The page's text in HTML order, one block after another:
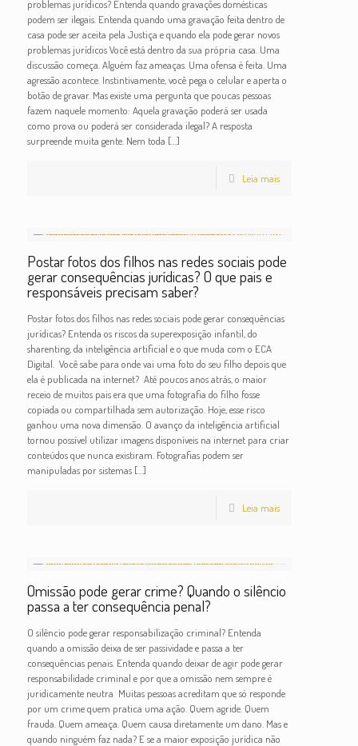
problemas jurídicos? Entenda quando gravações domésticas
podem ser ilegais. Entenda quando uma gravação feita dentro de
casa pode ser aceita pela Justiça e quando ela pode gerar novos
problemas jurídicos Você está dentro da sua própria casa. Uma
discussão começa. Alguém faz ameaças. Uma ofensa é feita. Uma
agressão acontece. Instintivamente, você pega o celular e aperta o
botão de gravar. Mas existe uma pergunta que poucas pessoas
fazem naquele momento: Aquela gravação poderá ser usada
como prova ou poderá ser considerada ilegal? A resposta
surpreende muita gente. Nem toda […]
Leia mais
Postar fotos dos filhos nas redes sociais pode
gerar consequências jurídicas? O que pais e
responsáveis precisam saber?
Postar fotos dos filhos nas redes sociais pode gerar consequências
jurídicas? Entenda os riscos da superexposição infantil, do
sharenting, da inteligência artificial e o que muda com o ECA
Digital. Você sabe para onde vai uma foto do seu filho depois que
ela é publicada na internet? Até poucos anos atrás, o maior
receio de muitos pais era que uma fotografia do filho fosse
copiada ou compartilhada sem autorização. Hoje, esse risco
ganhou uma nova dimensão. O avanço da inteligência artificial
tornou possível utilizar imagens disponíveis na internet para criar
conteúdos que nunca existiram. Fotografias podem ser
manipuladas por sistemas[…]
Leia mais
Omissão pode gerar crime? Quando o silêncio
passa a ter consequência penal?
O silêncio pode gerar responsabilização criminal? Entenda
quando a omissão deixa de ser passividade e passa a ter
consequências penais. Entenda quando deixar de agir pode gerar
responsabilidade criminal e por que a omissão nem sempre é
juridicamente neutra Muitas pessoas acreditam que só responde
por um crime quem pratica uma ação. Quem agride. Quem
frauda. Quem ameaça. Quem causa diretamente um dano. Mas e
quando ninguém faz nada? E se a maior exposição jurídica não